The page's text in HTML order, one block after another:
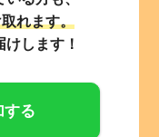
れます。
します！
する